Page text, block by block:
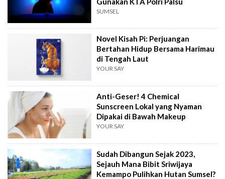
SUMSEL
Novel Kisah Pi: Perjuangan
Bertahan Hidup Bersama Harimau
di Tengah Laut
YOUR SAY
Anti-Geser! 4 Chemical
Sunscreen Lokal yang Nyaman
Dipakai di Bawah Makeup
YOUR SAY
Sudah Dibangun Sejak 2023,
Sejauh Mana Bibit Sriwijaya
Kemampo Pulihkan Hutan Sumsel?